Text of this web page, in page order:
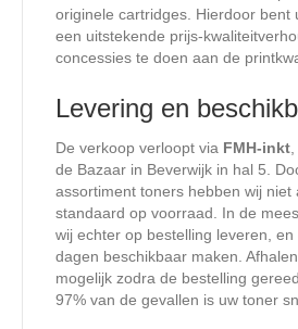
originele cartridges. Hierdoor bent
een uitstekende prijs-
concessies te doen aan de
Levering en
De verkoop verloopt via FMH-inkt
de Bazaar in Beverwijk in hal 5.
assortiment toners hebben wij niet
standaard op voorraad. In de
wij echter op bestelling leveren,
dagen beschikbaar maken.
mogelijk zodra de bestelling
97% van de gevallen is uw toner